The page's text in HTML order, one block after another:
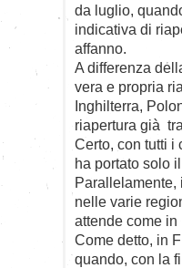
da luglio,
indicativa di
affanno.
A differenza
vera e propria
Inghilterra,
riapertura già
Certo, con tutti i
ha portato solo
Parallelamente,
nelle varie
attende come
Come detto, in
quando, con la